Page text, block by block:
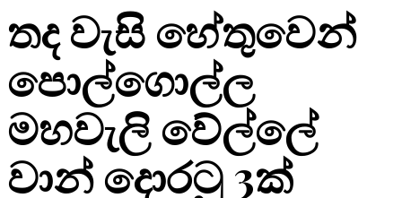
තද වැසි හේතුවෙන්
පොල්ගොල්ල
මහවැලි වේල්ලේ
වාන් දොරටු 3ක්